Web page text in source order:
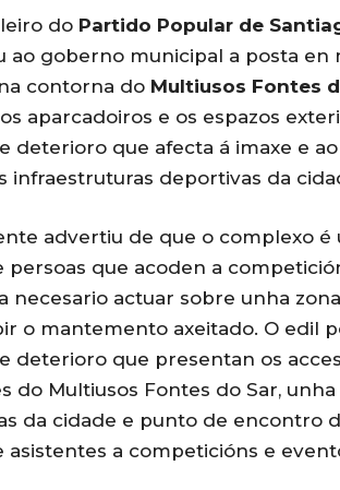
do Partido Popular de
ao goberno municipal a posta en
na contorna do Multiusos Fontes
os aparcadoiros e os espazos
deterioro que afecta á imaxe e
infraestruturas deportivas da
advertiu de que o complexo
persoas que acoden a
necesario actuar sobre unha
o mantemento axeitado. O edil
deterioro que presentan os
do Multiusos Fontes do Sar,
da cidade e punto de encontro
asistentes a competicións e